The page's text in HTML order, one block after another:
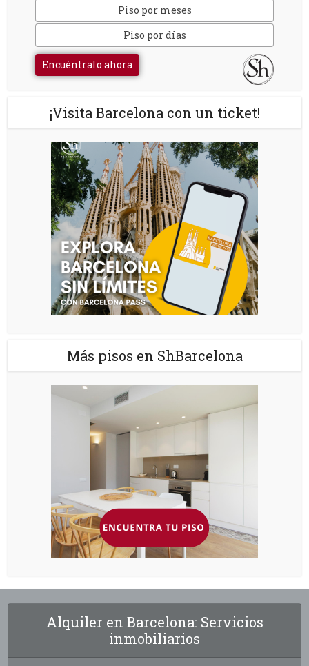
Piso por meses
Piso por días
Encuéntralo ahora
¡Visita Barcelona con un ticket!
Más pisos en ShBarcelona
Alquiler en Barcelona: Servicios
inmobiliarios